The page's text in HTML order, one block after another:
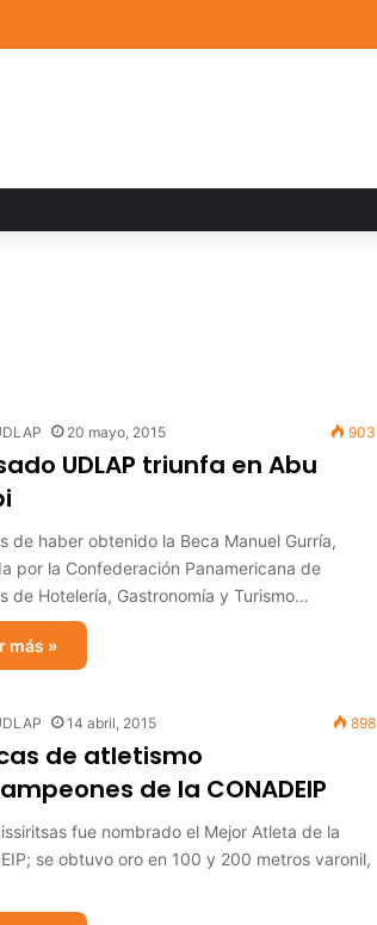
en el MUTVI 2026
20 mayo, 2015 903
UDLAP triunfa en Abu
de haber obtenido la Beca Manuel Gurría,
por la Confederación Panamericana de
de Hotelería, Gastronomía y Turismo…
más »
14 abril, 2015 898
de atletismo
de la CONADEIP
fue nombrado el Mejor Atleta de la
se obtuvo oro en 100 y 200 metros varonil,